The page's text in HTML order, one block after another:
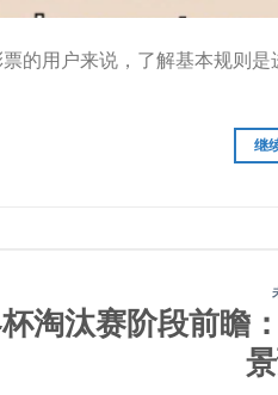
的用户来说，了解基本规则
继
淘汰赛阶段前瞻